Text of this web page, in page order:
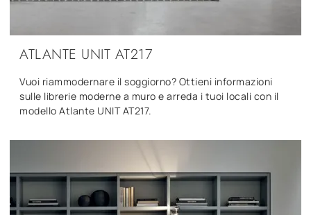
ATLANTE UNIT AT217
Vuoi riammodernare il soggiorno? Ottieni informazioni
sulle librerie moderne a muro e arreda i tuoi locali con il
modello Atlante UNIT AT217.